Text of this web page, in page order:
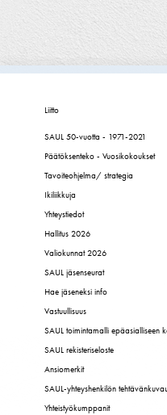
Liitto
SAUL 50-vuotta - 1971-2021
Päätöksenteko - Vuosikokoukset
Tavoiteohjelma/ strategia
Ikiliikkuja
Yhteystiedot
Hallitus 2026
Valiokunnat 2026
SAUL jäsenseurat
Hae jäseneksi info
Vastuullisuus
SAUL toimintamalli epäasialliseen
SAUL rekisteriseloste
Ansiomerkit
SAUL-yhteyshenkilön
Yhteistyökumppanit